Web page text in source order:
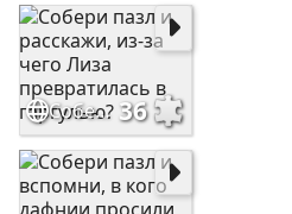
Собери пазл и расскажи, из-за чего Лиза превратилась в гаргулью? 36